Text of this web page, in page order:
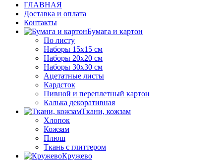
ГЛАВНАЯ
Доставка и оплата
Контакты
Бумага и картон
По листу
Наборы 15х15 см
Наборы 20х20 см
Наборы 30х30 см
Ацетатные листы
Кардсток
Пивной и переплетный картон
Калька декоративная
Ткани, кожзам
Хлопок
Кожзам
Плюш
Ткань с глиттером
Кружево